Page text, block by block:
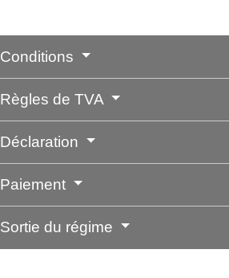
Conditions
Règles de TVA
Déclaration
Paiement
Sortie du régime